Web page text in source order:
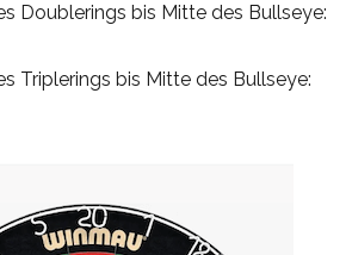
Doublerings bis Mitte des Bullseye:
Triplerings bis Mitte des Bullseye: